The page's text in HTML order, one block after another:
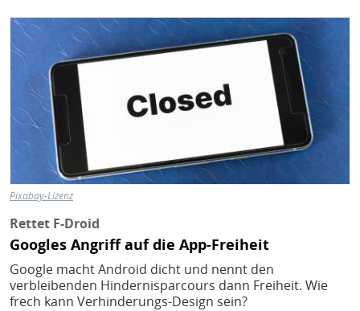
Bild
Pixabay-Lizenz
Rettet F-Droid
Googles Angriff auf die App-Freiheit
Google macht Android dicht und nennt den
verbleibenden Hindernisparcours dann Freiheit. Wie
frech kann Verhinderungs-Design sein?